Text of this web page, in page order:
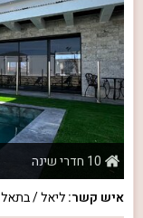
10 חדרי שינה
איש קשר:ליאל / בתאל